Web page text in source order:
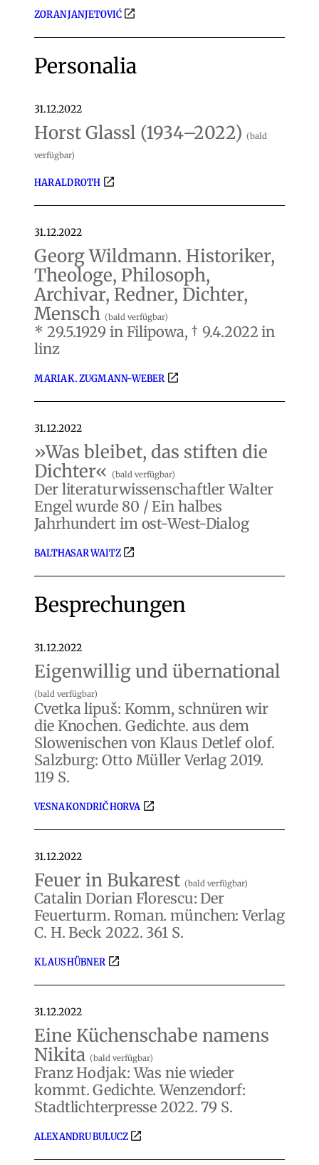
ZORAN JANJETOVIĆ
Personalia
31.12.2022
Horst Glassl (1934–2022) (bald
verfügbar)
HARALD ROTH
31.12.2022
Georg Wildmann. Historiker,
Theologe, Philosoph,
Archivar, Redner, Dichter,
Mensch (bald verfügbar)
* 29.5.1929 in Filipowa, † 9.4.2022 in
linz
MARIA K. ZUGMANN-WEBER
31.12.2022
»Was bleibet, das stiften die
Dichter« (bald verfügbar)
Der literaturwissenschaftler Walter
Engel wurde 80 / Ein halbes
Jahrhundert im ost-West-Dialog
BALTHASAR WAITZ
Besprechungen
31.12.2022
Eigenwillig und übernational
(bald verfügbar)
Cvetka lipuš: Komm, schnüren wir
die Knochen. Gedichte. aus dem
Slowenischen von Klaus Detlef olof.
Salzburg: Otto Müller Verlag 2019.
119 S.
VESNA KONDRIČ HORVA
31.12.2022
Feuer in Bukarest (bald verfügbar)
Catalin Dorian Florescu: Der
Feuerturm. Roman. münchen: Verlag
C. H. Beck 2022. 361 S.
KLAUS HÜBNER
31.12.2022
Eine Küchenschabe namens
Nikita (bald verfügbar)
Franz Hodjak: Was nie wieder
kommt. Gedichte. Wenzendorf:
Stadtlichterpresse 2022. 79 S.
ALEXANDRU BULUCZ